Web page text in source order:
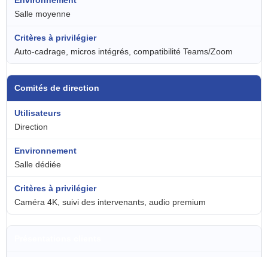
Salle moyenne
Auto-cadrage, micros intégrés, compatibilité Teams/Zoom
Comités de direction
Direction
Salle dédiée
Caméra 4K, suivi des intervenants, audio premium